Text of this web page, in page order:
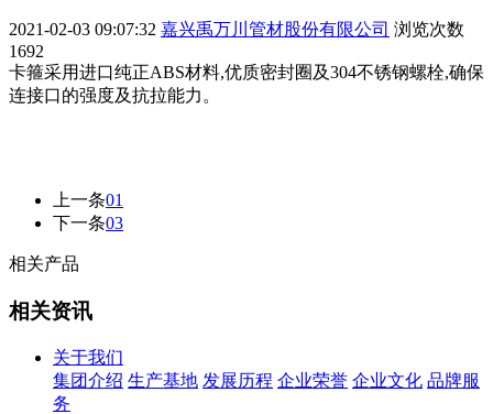
2021-02-03 09:07:32 嘉兴禹万川管材股份有限公司 浏览次数
1692
卡箍采用进口纯正ABS材料,优质密封圈及304不锈钢螺栓,确保
连接口的强度及抗拉能力。
上一条01
下一条03
相关产品
相关资讯
关于我们
集团介绍 生产基地 发展历程 企业荣誉 企业文化 品牌服
务